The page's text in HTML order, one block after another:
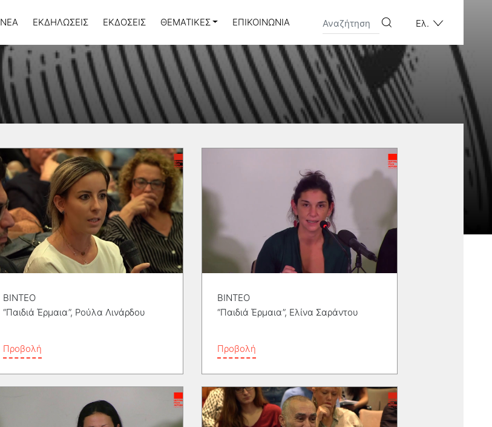
ΝΈΑ
ΕΚΔΗΛΏΣΕΙΣ ΕΚΔΌΣΕΙΣ ΘΕΜΑΤΙΚΈΣ ΕΠΙΚΟΙΝΩΝΊΑ Ελ.
ΒΙΝΤΕΟ
“Παιδιά Έρμαια”, Ρούλα Λινάρδου
Προβολή
ΒΙΝΤΕΟ
“Παιδιά Έρμαια”, Ελίνα Σαράντου
Προβολή